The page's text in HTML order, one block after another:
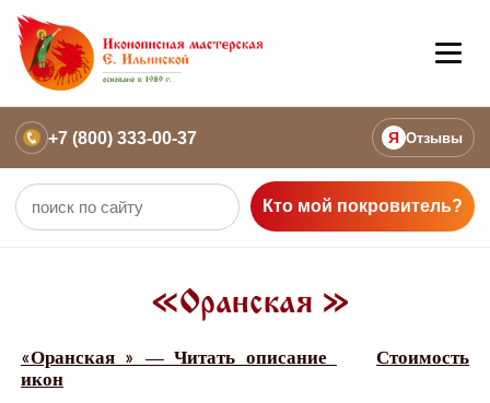
+7 (800) 333-00-37 Я Отзывы
Кто мой покровитель?
«Оранская »
«Оранская » — Читать описание
Стоимость
икон